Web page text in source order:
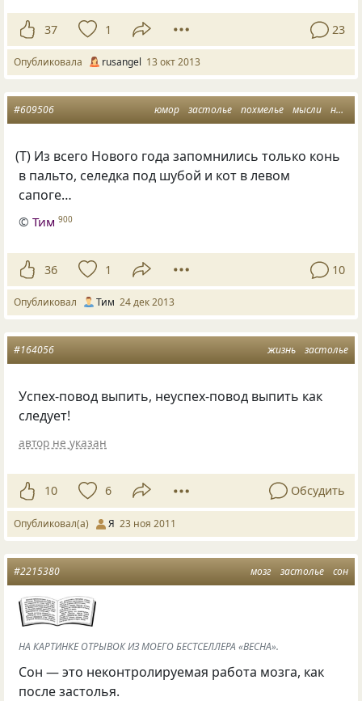
37 1 23
Опубликовала rusangel 13 окт 2013
юмор застолье похмелье мысли новый год
#609506
(Т) Из всего Нового года запомнились только конь
в пальто, селедка под шубой и кот в левом
сапоге…
©Тим 900
36 1 10
Опубликовал Тим 24 дек 2013
жизнь застолье
#164056
Успех-повод выпить, неуспех-повод выпить как
следует!
автор не указан
10 6 Обсудить
Опубликовал(а) Я 23 ноя 2011
мозг застолье сон
#2215380
НА КАРТИНКЕ ОТРЫВОК ИЗ МОЕГО БЕСТСЕЛЛЕРА «ВЕСНА».
Сон — это неконтролируемая работа мозга, как
после застолья.